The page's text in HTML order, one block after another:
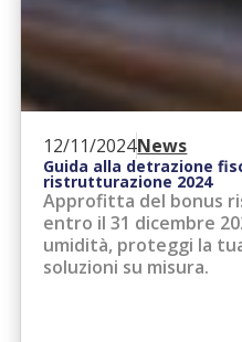
12/11/2024News
Guida alla detrazione
ristrutturazione 2024
Approfitta del bonus
entro il 31 dicembre
umidità, proteggi la
soluzioni su misura.